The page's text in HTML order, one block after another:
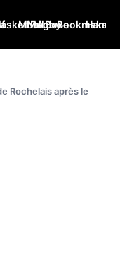
MMARugby
BoxeBookmakers
Rochelais après le